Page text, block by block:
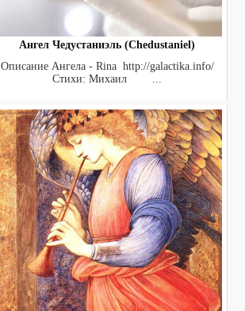
Ангел Чедустаниэль (Chedustaniel)
Описание Ангела - Rina http://galactika.info/
Стихи: Михаил ...